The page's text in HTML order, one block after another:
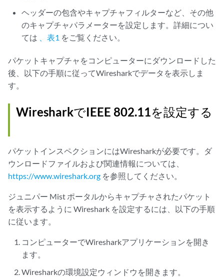
ヘッダーの包含やキャプチャフィルターなど、その他
のキャプチャパラメーターを設定します。詳細につい
ては
、表1 をご覧ください。
パケットキャプチャをコンピューターにダウンロードした
後、以下の手順に従ってWiresharkでデータを表示しま
す。
WiresharkでIEEE 802.11を設定する
パケットインスペクションにはWiresharkが必要です。ダ
ウンロードファイルおよび関連情報については、
https://www.wireshark.org を参照してください。
ジュニパー Mist ポータルからキャプチャされたパケット
を表示するように Wireshark を設定するには、以下の手順
に従います。
コンピューターでWiresharkアプリケーションを開き
ます。
Wiresharkの環境設定ウィンドウを開きます。